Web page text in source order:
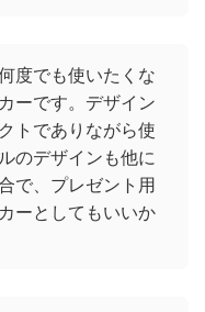
度でも使いたくな
ーです。デザイン
トでありながら使
のデザインも他に
で、プレゼント用
ーとしてもいいか